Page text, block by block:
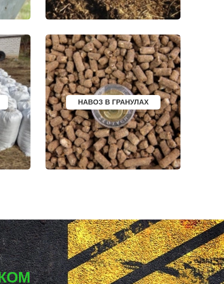
АРСК
УДОМЛЯ
АМУРСК
НОЯБРЬСК
ГОРОХОВЕЦ
КАЛАЧ
БАЛТИЙСК
ЛЮДИНОВО
МЕЩОВСК
ЕЛИЗОВО
КИСЕЛЕВСК
БОГОТОЛ
РУЗАЕВКА
БУГУРУСЛАН
АРТЕМОВСКИЙ
КРАСНОТУРЬИНСК
СЕВЕРСК
ВЕНЕВ
БЕЛОКУРИХА
КОРЯЖМА
ЛЫСКОВО
КАЛАЧИНСК
СОРОЧИНСК
ГОРНОЗАВОДСК
ВЕРХНИЙ ТАГИЛ
КАРПИНСК
БЕЛЕВ
ДОНСКОЙ
НАВОЗ В ГРАНУЛАХ